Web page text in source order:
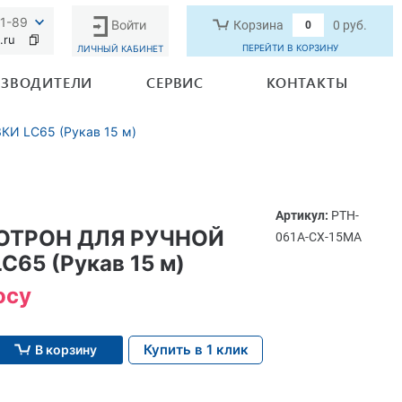
89 Войти
ЛИЧНЫЙ КАБИНЕТ
Корзина 0 0 руб.
ПЕРЕЙТИ В КОРЗИНУ
СЕРВИС КОНТАКТЫ
LC65 (Рукав 15 м)
ДЛЯ РУЧНОЙ
(Рукав 15 м)
Артикул: PTH-
061A-CX-15MA
В корзину Купить в 1 клик